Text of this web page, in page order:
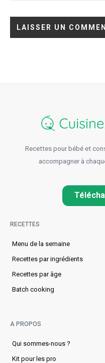
Recettes pour bébé et
accompagner à
RECETTES
Menu de la semaine​
Recettes par ingrédients
Recettes par âge
Batch cooking
A PROPOS
Qui sommes-nous ?
Kit pour les pro